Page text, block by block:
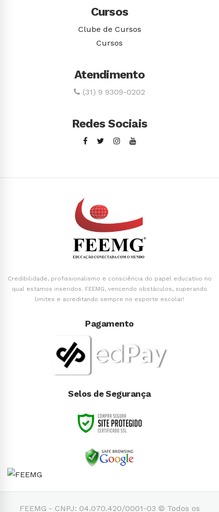
Cursos
Clube de Cursos
Cursos
Atendimento
(31) 9 9309-0202
Redes Sociais
Credibilidade, profissionalismo e consciência do papel educativo no
qual estamos inseridos. FEEMG, vencendo obstáculos, superando
limites e acreditando sempre no esporte escolar!
Pagamento
Selos de Segurança
FEEMG - CNPJ: 04.070.420/0001-03 © Todos os